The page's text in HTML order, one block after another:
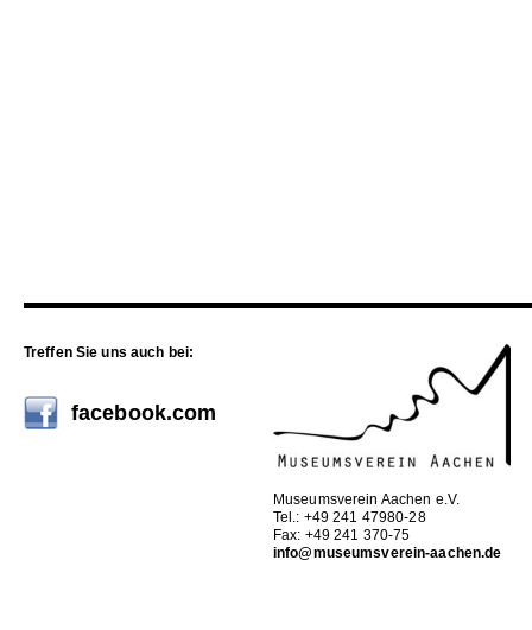
Treffen Sie uns auch bei:
facebook.com
Museumsverein Aachen e.V.
Tel.: +49 241 47980-28
Fax: +49 241 370-75
info@museumsverein-aachen.de